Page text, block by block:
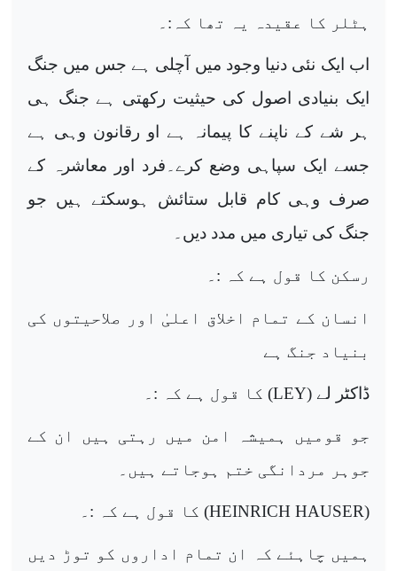
ہٹلر کا عقیدہ یہ تھا کہ:۔
اب ایک نئی دنیا وجود میں آچلی ہے جس میں جنگ
ایک بنیادی اصول کی حیثیت رکھتی ہے جنگ ہی
ہر شے کے ناپنے کا پیمانہ ہے او رقانون وہی ہے
جسے ایک سپاہی وضع کرے۔فرد اور معاشرہ کے
صرف وہی کام قابل ستائش ہوسکتے ہیں جو
جنگ کی تیاری میں مدد دیں۔
رسکن کا قول ہے کہ :۔
انسان کے تمام اخلاق اعلیٰ اور صلاحیتوں کی
بنیاد جنگ ہے
ڈاکٹر لے (LEY) کا قول ہے کہ :۔
جو قومیں ہمیشہ امن میں رہتی ہیں ان کے
جوہر مردانگی ختم ہوجاتے ہیں۔
(
HEINRICH HAUSER) کا قول ہے کہ :۔
ہمیں چاہئے کہ ان تمام اداروں کو توڑ دیں